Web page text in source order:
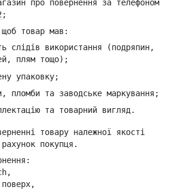
про повернення за телефоном
;
товар мав:
слідів використання (подряпин,
плям тощо);
упаковку;
пломби та заводське маркування;
та товарний вигляд.
товару належної якості
покупця.